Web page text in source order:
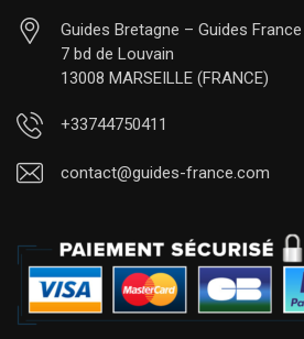
Guides Bretagne – Guides France
7 bd de Louvain
13008 MARSEILLE (FRANCE)
+33744750411
contact@guides-france.com